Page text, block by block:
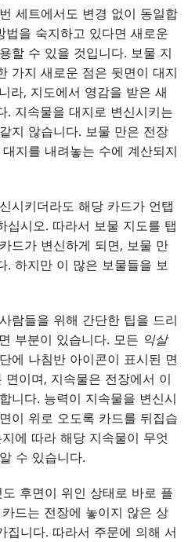
세트에서도 변경 없이 동일합
을 숙지하고 있다면 새로운
할 수 있을 것입니다. 보물 지
가지 새로운 점은 뒷면이 대지
라, 지도에서 영감을 받은 새
. 지속물을 대지로 변신시키는
지 않습니다. 보물 만은 전장
지를 내려놓는 수에 계산되지
시키더라도 해당 카드가 언탭
십시오. 따라서 보물 지도를 탭
드가 변신하게 되면, 보물 만
. 하지만 이 많은 보물들을 보
람들을 위해 간단한 팁을 드리
부분이 있습니다. 모든 익살
에 나침반 아이콘이 표시된 면
이며, 지속물은 전장에서 이
니다. 능력이 지속물을 변신시
이 위로 오도록 카드를 뒤집습
에 따라 해당 지속물이 무엇
수 있습니다.
후면이 위인 상태로 바로 플
드는 전장에 놓이지 않은 상
집니다. 따라서 주문에 의해 서